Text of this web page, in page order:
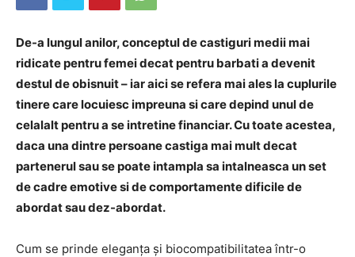
De-a lungul anilor, conceptul de castiguri medii mai
ridicate pentru femei decat pentru barbati a devenit
destul de obisnuit – iar aici se refera mai ales la cuplurile
tinere care locuiesc impreuna si care depind unul de
celalalt pentru a se intretine financiar. Cu toate acestea,
daca una dintre persoane castiga mai mult decat
partenerul sau se poate intampla sa intalneasca un set
de cadre emotive si de comportamente dificile de
abordat sau dez-abordat.
Cum se prinde eleganța și biocompatibilitatea într-o